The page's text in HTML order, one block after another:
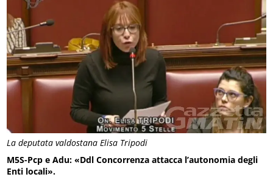
La deputata valdostana Elisa Tripodi
M5S-Pcp e Adu: «Ddl Concorrenza attacca l’autonomia degli
Enti locali».